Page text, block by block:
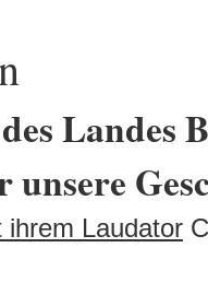
Landes
unsere